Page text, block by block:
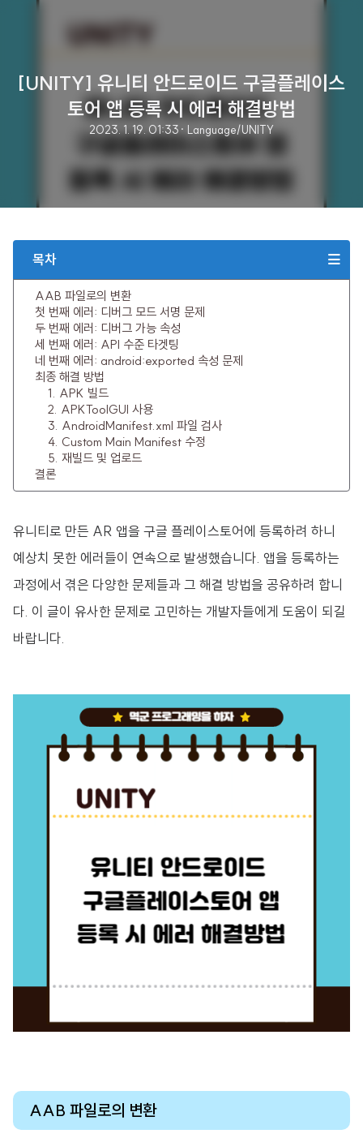
[UNITY] 유니티 안드로이드 구글플레이스
토어 앱 등록 시 에러 해결방법
2023. 1. 19. 01:33 · Language/UNITY
목차
AAB 파일로의 변환
첫 번째 에러: 디버그 모드 서명 문제
두 번째 에러: 디버그 가능 속성
세 번째 에러: API 수준 타겟팅
네 번째 에러: android:exported 속성 문제
최종 해결 방법
1. APK 빌드
2. APKToolGUI 사용
3. AndroidManifest.xml 파일 검사
4. Custom Main Manifest 수정
5. 재빌드 및 업로드
결론
유니티로 만든 AR 앱을 구글 플레이스토어에 등록하려 하니
예상치 못한 에러들이 연속으로 발생했습니다. 앱을 등록하는
과정에서 겪은 다양한 문제들과 그 해결 방법을 공유하려 합니
다. 이 글이 유사한 문제로 고민하는 개발자들에게 도움이 되길
바랍니다.
AAB 파일로의 변환